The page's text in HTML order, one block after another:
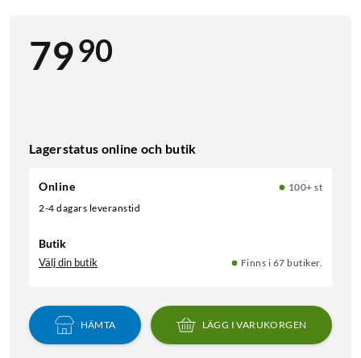
7990
Lagerstatus online och butik
Online
100+ st
2-4 dagars leveranstid
Butik
Välj din butik Finns i 67 butiker.
HÄMTA LÄGG I VARUKORGEN